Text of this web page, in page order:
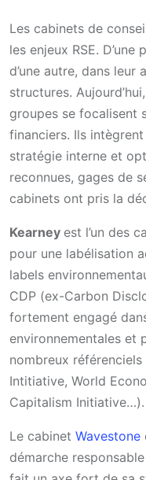
Les cabinets de
les enjeux RSE.
d’une autre, dans
structures.
groupes se focalisent
financiers. Ils
stratégie interne et
reconnues, gages de
cabinets ont pris la
Kearney est l’un des
pour une labélisation
labels
CDP (ex-Carbon
fortement engagé
environnementales et
nombreux
Intitiative, World
Capitalism Initiative…).
Le cabinet Wavestone
démarche